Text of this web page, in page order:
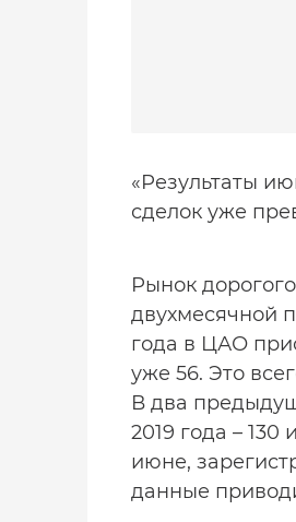
«Результаты
сделок уже
Рынок дорогого
двухмесячной
года в ЦАО
уже 56. Это
В два
2019 года –
июне,
данные